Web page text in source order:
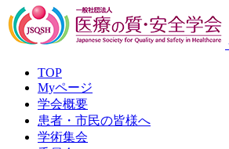
TOP
Myページ
学会概要
患者・市民の皆様へ
学術集会